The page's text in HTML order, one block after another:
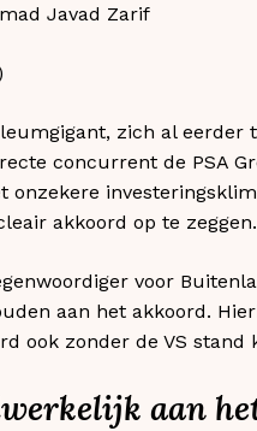
Javad Zarif
zich al
concurrent de PSA
onzekere
akkoord op te zeggen.
voor
aan het akkoord.
ook zonder de VS stand
aan